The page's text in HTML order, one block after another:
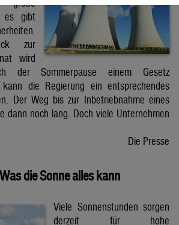
große
es gibt
zur
wird
der Sommerpause einem Gesetz
die Regierung ein entsprechendes
Der Weg bis zur Inbetriebnahme eines
dann noch lang. Doch viele Unternehmen
Die Presse
die Sonne alles kann
Viele Sonnenstunden sorgen
derzeit für hohe